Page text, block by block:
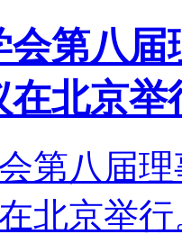
会第八
在北京举
第八届
北京举